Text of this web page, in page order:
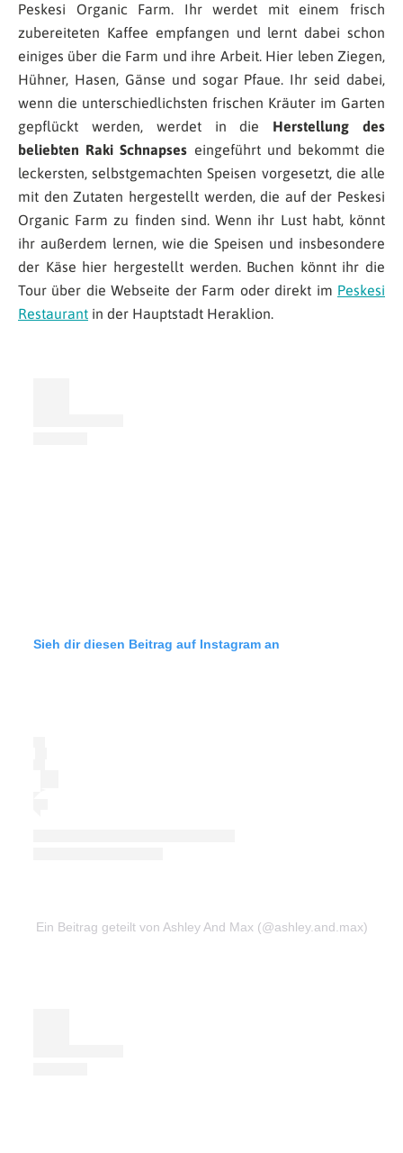
Peskesi Organic Farm. Ihr werdet mit einem frisch
zubereiteten Kaffee empfangen und lernt dabei schon
einiges über die Farm und ihre Arbeit. Hier leben Ziegen,
Hühner, Hasen, Gänse und sogar Pfaue. Ihr seid dabei,
wenn die unterschiedlichsten frischen Kräuter im Garten
gepflückt werden, werdet in die Herstellung des
beliebten Raki Schnapses eingeführt und bekommt die
leckersten, selbstgemachten Speisen vorgesetzt, die alle
mit den Zutaten hergestellt werden, die auf der Peskesi
Organic Farm zu finden sind. Wenn ihr Lust habt, könnt
ihr außerdem lernen, wie die Speisen und insbesondere
der Käse hier hergestellt werden. Buchen könnt ihr die
Tour über die Webseite der Farm oder direkt im Peskesi
Restaurant in der Hauptstadt Heraklion.
Sieh dir diesen Beitrag auf Instagram an
Ein Beitrag geteilt von Ashley And Max (@ashley.and.max)